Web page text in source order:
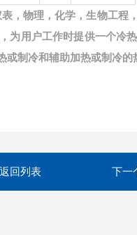
，物理，化学，生物工程
为用户工作时提供一个冷
制冷和辅助加热或制冷的
返回列表 下一